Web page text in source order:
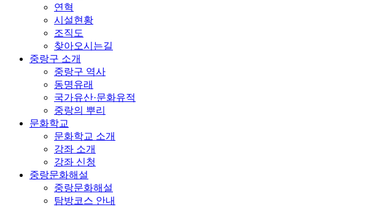
연혁
시설현황
조직도
찾아오시는길
중랑구 소개
중랑구 역사
동명유래
국가유산·문화유적
중랑의 뿌리
문화학교
문화학교 소개
강좌 소개
강좌 신청
중랑문화해설
중랑문화해설
탐방코스 안내